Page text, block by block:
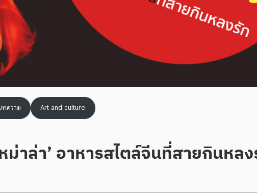
ทความ Art and culture
าล่า’ อาหารสไตล์จีนที่สายกินหล